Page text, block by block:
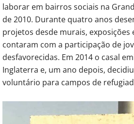
laborar em bairros sociais na
de 2010. Durante quatro anos
projetos desde murais, exposições
contaram com a participação de
desfavorecidas. Em 2014 o casal
Inglaterra e, um ano depois,
voluntário para campos de